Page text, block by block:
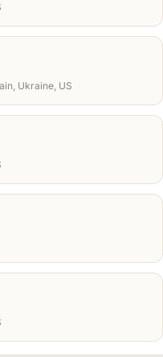
Ukraine, US